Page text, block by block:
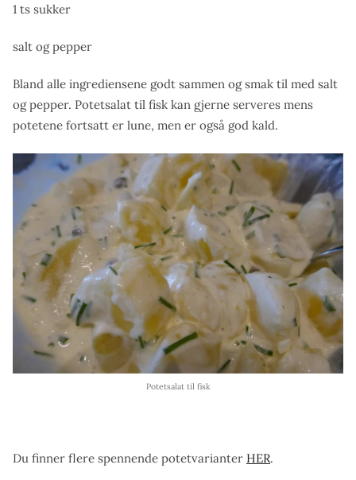
1 ts sukker
salt og pepper
Bland alle ingrediensene godt sammen og smak til med salt
og pepper. Potetsalat til fisk kan gjerne serveres mens
potetene fortsatt er lune, men er også god kald.
Potetsalat til fisk
Du finner flere spennende potetvarianter HER.